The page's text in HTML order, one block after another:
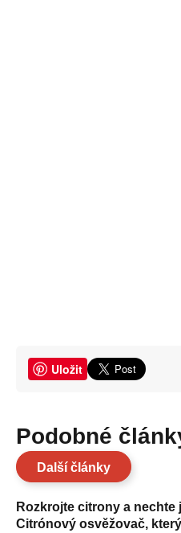
Uložit
Podobné
Další články
Rozkrojte citrony a nechte
Citrónový osvěžovač,